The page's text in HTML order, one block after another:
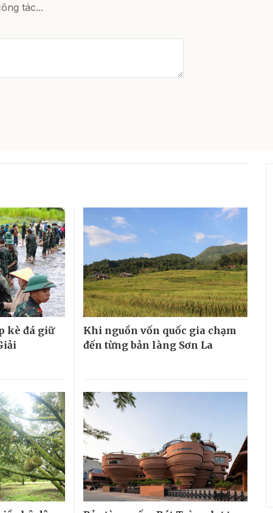
tác...
kè đá giữ
Khi nguồn vốn quốc gia chạm
đến từng bản làng Sơn La